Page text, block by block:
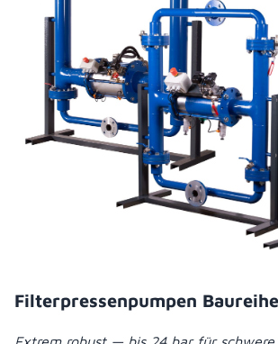
Filterpressenpumpen